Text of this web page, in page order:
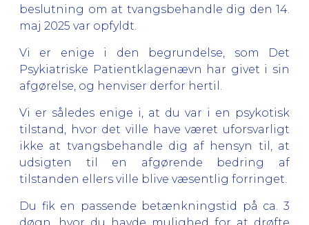
beslutning om at tvangsbehandle dig den 14.
maj 2025 var opfyldt.
Vi er enige i den begrundelse, som Det
Psykiatriske Patientklagenævn har givet i sin
afgørelse, og henviser derfor hertil.
Vi er således enige i, at du var i en psykotisk
tilstand, hvor det ville have været uforsvarligt
ikke at tvangsbehandle dig af hensyn til, at
udsigten til en afgørende bedring af
tilstanden ellers ville blive væsentlig forringet.
Du fik en passende betænkningstid på ca. 3